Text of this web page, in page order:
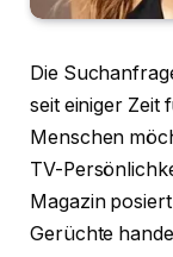
Die
seit einiger Zeit
Menschen
TV-
Magazin
Gerüchte